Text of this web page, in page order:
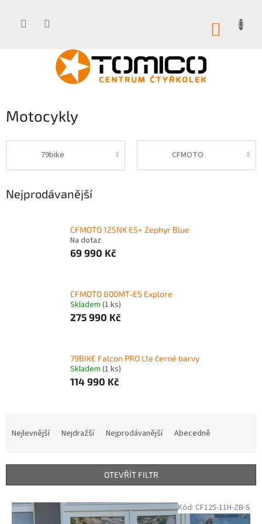
Motocykly
79bike CFMOTO
Nejprodávanější
CFMOTO 125NK E5+ Zephyr Blue
Na dotaz
69 990 Kč
CFMOTO 800MT-ES Explore
Skladem (1 ks)
275 990 Kč
79BIKE Falcon PRO L1e černé barvy
Skladem (1 ks)
114 990 Kč
í
Nejlevnější Nejdražší Nejprodávanější Abecedně
OTEVŘÍT FILTR
V
Kód: CF125-11H-ZB-S